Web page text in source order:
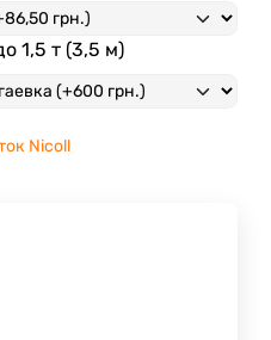
1,5 т (3,5 м)
Nicoll